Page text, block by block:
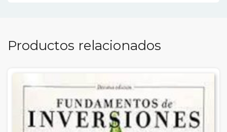
Productos relacionados